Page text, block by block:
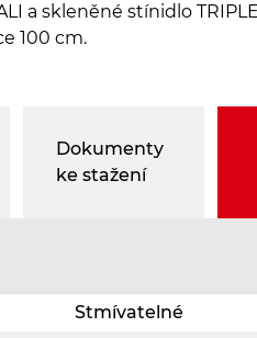
a skleněné stínidlo
100 cm.
Dokumenty
ke stažení
Stmívatelné